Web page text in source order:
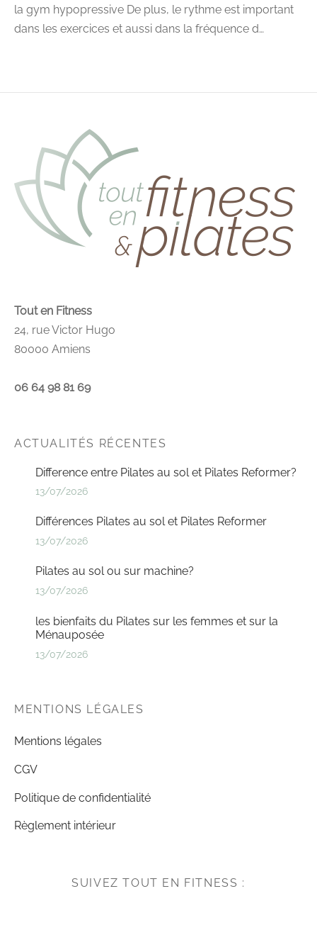
la gym hypopressive De plus, le rythme est important
dans les exercices et aussi dans la fréquence d…
Tout en Fitness
24, rue Victor Hugo
80000 Amiens
06 64 98 81 69
ACTUALITÉS RÉCENTES
Difference entre Pilates au sol et Pilates Reformer?
13/07/2026
Différences Pilates au sol et Pilates Reformer
13/07/2026
Pilates au sol ou sur machine?
13/07/2026
les bienfaits du Pilates sur les femmes et sur la
Ménauposée
13/07/2026
MENTIONS LÉGALES
Mentions légales
CGV
Politique de confidentialité
Règlement intérieur
SUIVEZ TOUT EN FITNESS :